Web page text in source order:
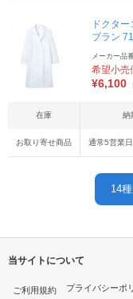
ドクタ
ブラン
メーカー品
希望小売
¥6,100
在庫 納
お取り寄せ商品 通常5営業
14
当サイトについて
ご利用規約 プライバシーポ